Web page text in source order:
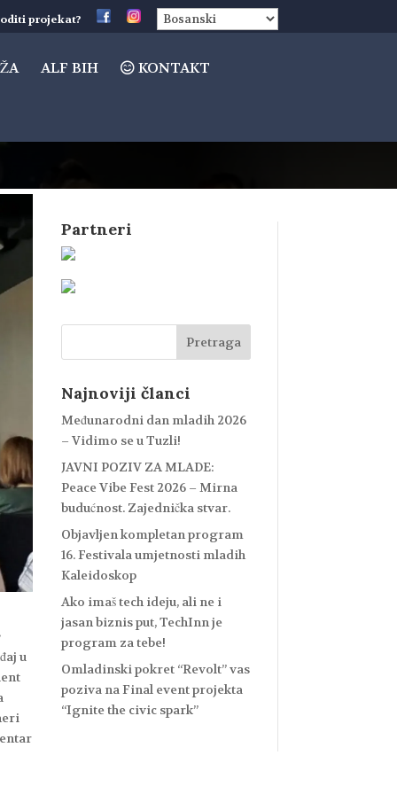
projekat?
ALF BIH KONTAKT
u
Partneri
Najnoviji članci
Međunarodni dan mladih 2026
– Vidimo se u Tuzli!
JAVNI POZIV ZA MLADE:
Peace Vibe Fest 2026 – Mirna
budućnost. Zajednička stvar.
Objavljen kompletan program
16. Festivala umjetnosti mladih
Kaleidoskop
Ako imaš tech ideju, ali ne i
jasan biznis put, TechInn je
program za tebe!
Omladinski pokret “Revolt” vas
poziva na Final event projekta
“Ignite the civic spark”